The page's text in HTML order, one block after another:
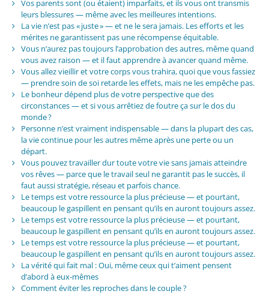
Vos parents sont (ou étaient) imparfaits, et ils vous ont transmis
leurs blessures — même avec les meilleures intentions.
La vie n’est pas « juste » — et ne le sera jamais. Les efforts et les
mérites ne garantissent pas une récompense équitable.
Vous n’aurez pas toujours l’approbation des autres, même quand
vous avez raison — et il faut apprendre à avancer quand même.
Vous allez vieillir et votre corps vous trahira, quoi que vous fassiez
— prendre soin de soi retarde les effets, mais ne les empêche pas.
Le bonheur dépend plus de votre perspective que des
circonstances — et si vous arrêtiez de foutre ça sur le dos du
monde ?
Personne n’est vraiment indispensable — dans la plupart des cas,
la vie continue pour les autres même après une perte ou un
départ.
Vous pouvez travailler dur toute votre vie sans jamais atteindre
vos rêves — parce que le travail seul ne garantit pas le succès, il
faut aussi stratégie, réseau et parfois chance.
Le temps est votre ressource la plus précieuse — et pourtant,
beaucoup le gaspillent en pensant qu’ils en auront toujours assez.
Le temps est votre ressource la plus précieuse — et pourtant,
beaucoup le gaspillent en pensant qu’ils en auront toujours assez.
Le temps est votre ressource la plus précieuse — et pourtant,
beaucoup le gaspillent en pensant qu’ils en auront toujours assez.
La vérité qui fait mal : Oui, même ceux qui t’aiment pensent
d’abord à eux-mêmes
Comment éviter les reproches dans le couple ?